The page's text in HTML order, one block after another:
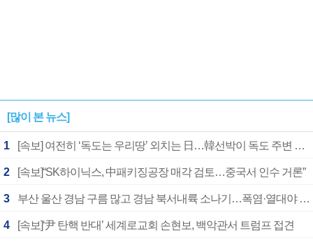
[많이 본 뉴스]
1 [속보] 여전히 ‘독도는 우리땅’ 외치는 日…韓선박이 독도 주변 해양조사 활동하자 반발
2 [속보]“SK하이닉스, 中패키징공장 매각 검토…중국서 인수 거론”
3 부산 울산 경남 구름 많고 경남 북서내륙 소나기…폭염·열대야 계속
4 [속보]‘尹 탄핵 반대’ 세계로교회 손현보, 백악관서 트럼프 접견